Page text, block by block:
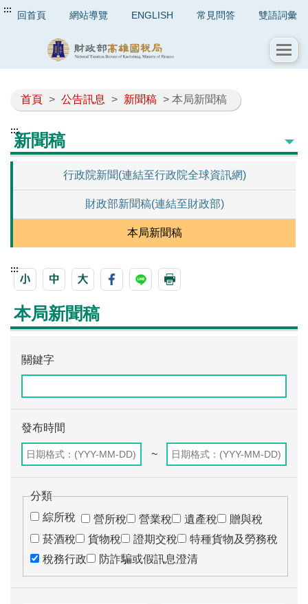
::: 回首頁 網站導覽 ENGLISH 常見問答 雙語詞彙
首頁 > 公告訊息 > 新聞稿 > 本局新聞稿
:::新聞稿
行政院新聞(連結至行政院全球資訊網)
財政部新聞稿(連結至財政部)
本局新聞稿
:::
本局新聞稿
關鍵字
發布時間
~
分類
綜所稅
營所稅 營業稅 遺產稅
贈與稅
菸酒稅
貨物稅 證期交稅
特種貨物及勞務稅
稅務行政
防詐騙或假訊息澄清